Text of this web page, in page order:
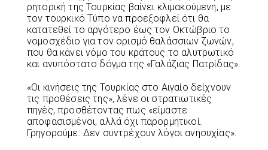
ρητορική της Τουρκίας βαίνει κλιμακούμενη, με
τον τουρκικό Τύπο να προεξοφλεί ότι θα
κατατεθεί το αργότερο έως τον Οκτώβριο το
νομοσχέδιο για τον ορισμό θαλάσσιων ζωνών,
που θα κάνει νόμο του κράτους το αλυτρωτικό
και ανυπόστατο δόγμα της «Γαλάζιας Πατρίδας».
«Οι κινήσεις της Τουρκίας στο Αιγαίο δείχνουν
τις προθέσεις της», λένε οι στρατιωτικές
πηγές, προσθέτοντας πως «είμαστε
αποφασισμένοι, αλλά όχι παρορμητικοί.
Γρηγορούμε. Δεν συντρέχουν λόγοι ανησυχίας».